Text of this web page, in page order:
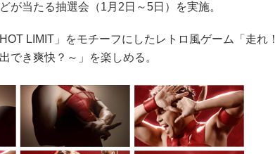
が当たる抽選会（1月2日～5日）を実施。
LIMIT」をモチーフにしたレトロ風ゲーム「走れ！
でき爽快？～」を楽しめる。